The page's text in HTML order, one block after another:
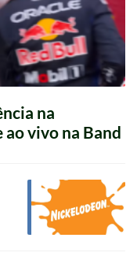
na
ao vivo na Band